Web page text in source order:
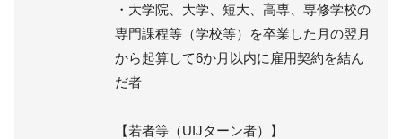
・大学院、大学、短大、高専、専修学校の
専門課程等（学校等）を卒業した月の翌月
から起算して6か月以内に雇用契約を結ん
だ者
【若者等（UIJターン者）】